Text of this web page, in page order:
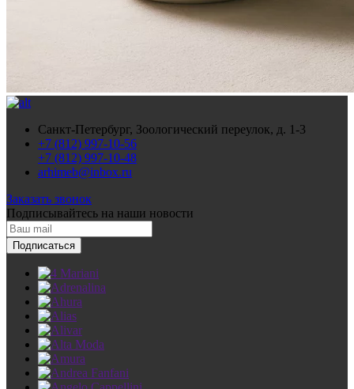
Санкт-Петербург, Зоологический переулок, д. 1-3
+7 (812) 997-10-56
+7 (812) 997-10-48
arhimeb@inbox.ru
Заказать звонок
Подписывайтесь на наши новости